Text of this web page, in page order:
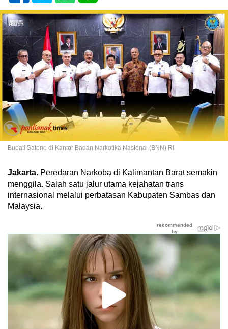
Bupati Satono di Kantor Badan Narkotika Nasional (BNN) RI.
Jakarta. Peredaran Narkoba di Kalimantan Barat semakin
menggila. Salah satu jalur utama kejahatan trans
internasional melalui perbatasan Kabupaten Sambas dan
Malaysia.